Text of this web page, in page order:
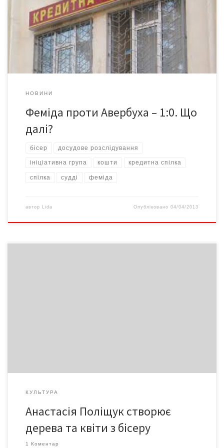
волі, потерпілим від цього не легше. Як повідомляє голова
ініціативної групи потерпілих вкладників КС «Бісер» Василь
Фуга, завершилося досудове розслідування другої
кримінальної справи стосовно розкрадання коштів […]
НОВИНИ
Феміда проти Авербуха – 1:0. Що
далі?
бісер досудове розслідування
ініціативна група кошти кредитна спілка
спілка судді феміда
автор Lida Опубліковано04/04/2013
КУЛЬТУРА
Анастасія Поліщук створює
дерева та квіти з бісеру
1 Коментар